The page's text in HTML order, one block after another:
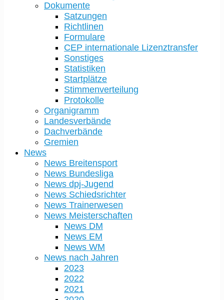
Dokumente
Satzungen
Richtlinen
Formulare
CEP internationale Lizenztransfer
Sonstiges
Statistiken
Startplätze
Stimmenverteilung
Protokolle
Organigramm
Landesverbände
Dachverbände
Gremien
News
News Breitensport
News Bundesliga
News dpj-Jugend
News Schiedsrichter
News Trainerwesen
News Meisterschaften
News DM
News EM
News WM
News nach Jahren
2023
2022
2021